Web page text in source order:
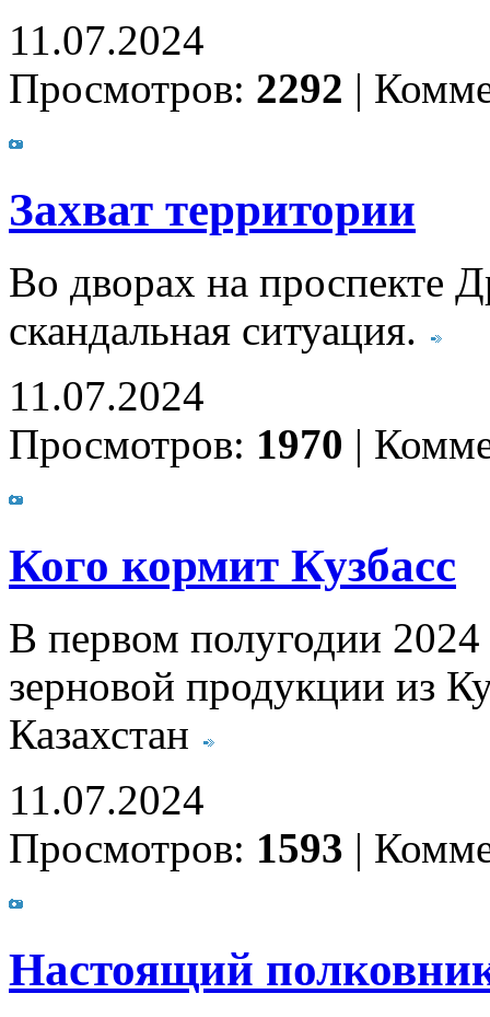
11.07.2024
Просмотров: 2292 |
Захват территории
Во дворах на проспекте
скандальная ситуация.
11.07.2024
Просмотров: 1970 |
Кого кормит Кузбасс
В первом полугодии
зерновой продукции из
Казахстан
11.07.2024
Просмотров: 1593 |
Настоящий